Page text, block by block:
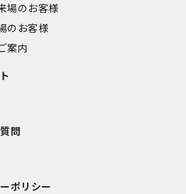
場のお客様
のお客様
案内
問
ポリシー